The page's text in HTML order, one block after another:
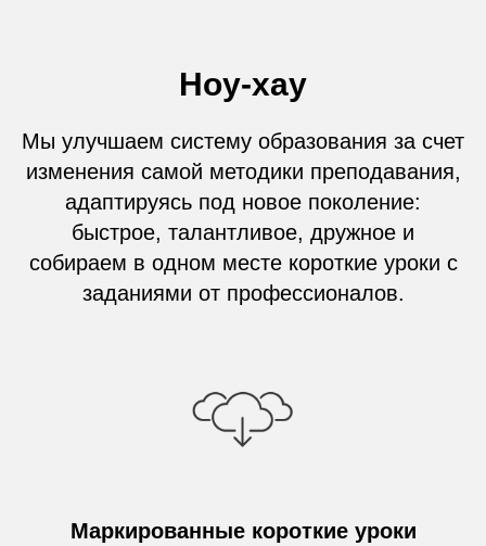
Ноу-хау
Мы улучшаем систему образования за счет
изменения самой методики преподавания,
адаптируясь под новое поколение:
быстрое, талантливое, дружное и
собираем в одном месте короткие уроки с
заданиями от профессионалов.
Маркированные короткие уроки